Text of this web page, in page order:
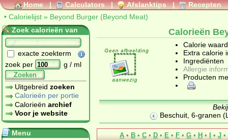
Home | Calculators | Afslanktips | Recepten
• Calorielijst » Beyond Burger (Beyond Meat)
Zoek calorieën van
exacte zoekterm
zoek per
g / ml
Zoeken
Uitgebreid zoeken
Calorieën per portie
Calorieën archief
Voor je website
Menu
Calorieën
Calorie
Extra calorie
Ingrediënten
Allergie
Producten
Beschuit, 6-granen
A • B • C • D • E • F • G • H • I • J •